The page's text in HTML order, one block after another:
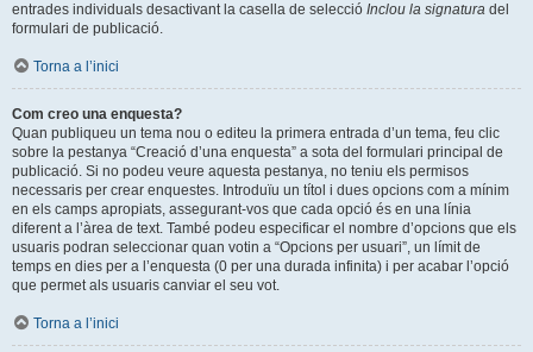
entrades individuals desactivant la casella de selecció Inclou la signatura del
formulari de publicació.
Torna a l’inici
Com creo una enquesta?
Quan publiqueu un tema nou o editeu la primera entrada d’un tema, feu clic
sobre la pestanya “Creació d’una enquesta” a sota del formulari principal de
publicació. Si no podeu veure aquesta pestanya, no teniu els permisos
necessaris per crear enquestes. Introduïu un títol i dues opcions com a mínim
en els camps apropiats, assegurant-vos que cada opció és en una línia
diferent a l’àrea de text. També podeu especificar el nombre d’opcions que els
usuaris podran seleccionar quan votin a “Opcions per usuari”, un límit de
temps en dies per a l’enquesta (0 per una durada infinita) i per acabar l’opció
que permet als usuaris canviar el seu vot.
Torna a l’inici